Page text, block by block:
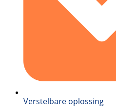
Verstelbare oplossing